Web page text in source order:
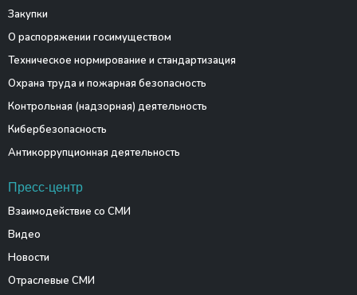
Закупки
О распоряжении госимуществом
Техническое нормирование и стандартизация
Охрана труда и пожарная безопасность
Контрольная (надзорная) деятельность
Кибербезопасность
Антикоррупционная деятельность
Пресс-центр
Взаимодействие со СМИ
Видео
Новости
Отраслевые СМИ